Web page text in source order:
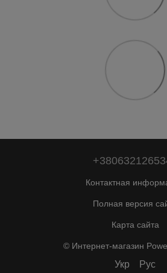
Контактная
Полная версия
Карта сайта
© Интернет-магазин
Укр Рус